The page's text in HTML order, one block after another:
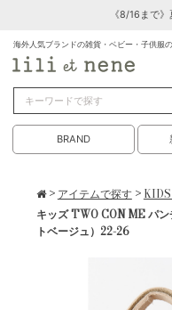
《8/16まで
海外人気ブランドの雑貨・ベビー・子供服
BRAND
> アイテムで探す>
キッズ TWO CON ME パ
トベージュ）22-26